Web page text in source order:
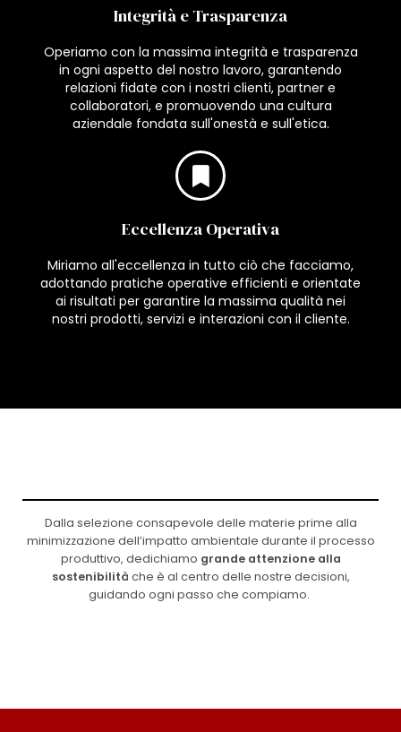
Integrità e Trasparenza
Operiamo con la massima integrità e trasparenza
in ogni aspetto del nostro lavoro, garantendo
relazioni fidate con i nostri clienti, partner e
collaboratori, e promuovendo una cultura
aziendale fondata sull'onestà e sull'etica.
Eccellenza Operativa
Miriamo all'eccellenza in tutto ciò che facciamo,
adottando pratiche operative efficienti e orientate
ai risultati per garantire la massima qualità nei
nostri prodotti, servizi e interazioni con il cliente.
Dalla selezione consapevole delle materie prime alla
minimizzazione dell’impatto ambientale durante il processo
produttivo, dedichiamo grande attenzione alla
sostenibilità che è al centro delle nostre decisioni,
guidando ogni passo che compiamo.